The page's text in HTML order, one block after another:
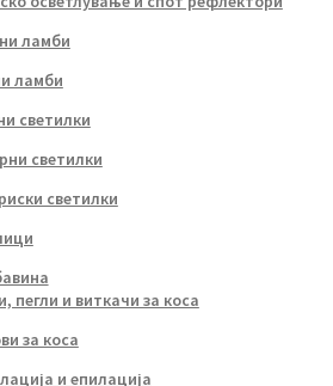
ламби
ламби
светилки
светилки
светилки
пегли и виткачи за коса
за коса
и епилација